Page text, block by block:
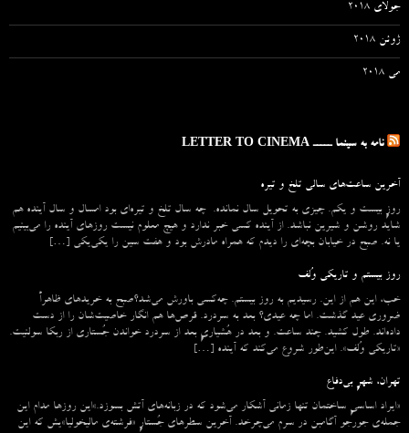
جولای 2018
ژوئن 2018
می 2018
نامه به سینما ـــــ LETTER TO CINEMA
آخرین ساعت‌های سالی تلخ و تیره
روزِ بیست و یکم. چیزی به تحویل سال نمانده. چه سال تلخ و تیره‌ای بود امسال و سال آینده هم
شاید روشن و شیرین نباشد. از آینده کسی خبر ندارد و هیچ معلوم نیست روزهای آینده را می‌بینیم
یا نه. صبح در خیابان بچه‌ای را دیدم که همراه مادرش بود و هفت سین را یکی‌یکی […]
روز بیستم و تاریکی وُلف
خب، این هم از این. رسیدیم به روز بیستم. چه‌کسی باورش می‌شد؟صبح به خریدهای ظاهراً
ضروری عید گذشت. اما چه عیدی؟ بعد به سردرد. قرص‌ها هم انگار خاصیت‌شان را از دست
داده‌اند. طول کشید. چند ساعت. و بعد در هُشیاریِ بعد از سردرد خواندن جُستاری از ربکا سولنیت.
«تاریکی وُلف». این‌طور شروع می‌‌کند که آینده […]
تهران، شهرِ بی‌دفاع
«ایراد اساسیِ ساختمان تنها زمانی آشکار می‌شود که در زبانه‌‌های آتش بسوزد.»این روزها مدام این
جمله‌ی جورجو آگامبن در سرم می‌چرخد. آخرین سطرهای جُستارِ «فرشته‌ی مالیخولیا»یش که این